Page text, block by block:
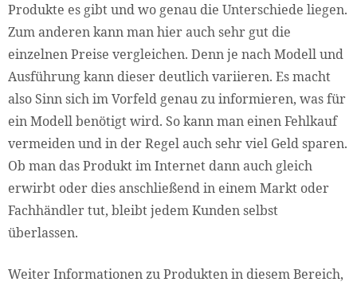
Produkte es gibt und wo genau die Unterschiede liegen.
Zum anderen kann man hier auch sehr gut die
einzelnen Preise vergleichen. Denn je nach Modell und
Ausführung kann dieser deutlich variieren. Es macht
also Sinn sich im Vorfeld genau zu informieren, was für
ein Modell benötigt wird. So kann man einen Fehlkauf
vermeiden und in der Regel auch sehr viel Geld sparen.
Ob man das Produkt im Internet dann auch gleich
erwirbt oder dies anschließend in einem Markt oder
Fachhändler tut, bleibt jedem Kunden selbst
überlassen.
Weiter Informationen zu Produkten in diesem Bereich,